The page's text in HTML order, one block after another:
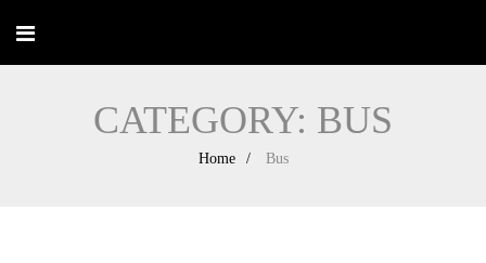
CATEGORY: BUS
Home Bus